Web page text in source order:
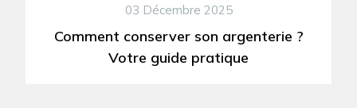
03 Décembre 2025
Comment conserver son argenterie ?
Votre guide pratique